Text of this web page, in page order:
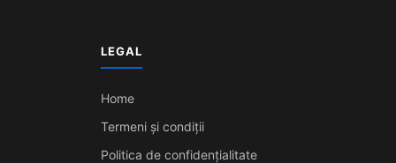
LEGAL
Home
Termeni și condiții
Politica de confidențialitate